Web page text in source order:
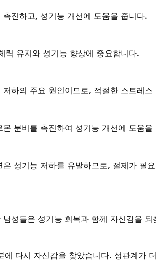
촉진하고, 성기능 개선에 도움을 줍니다.
력 유지와 성기능 향상에 중요합니다.
저하의 주요 원인이므로, 적절한 스트레
몬 분비를 촉진하여 성기능 개선에 도움을
은 성기능 저하를 유발하므로, 절제가 필
성들은 성기능 회복과 함께 자신감을 되
에 다시 자신감을 찾았습니다. 성관계가